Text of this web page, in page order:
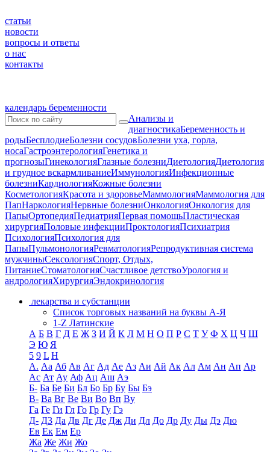
статьи
новости
вопросы и ответы
о нас
контакты
календарь беременности
Анализы и
диагностикаБеременность и
родыБесплодиеБолезни сосудовБолезни уха, горла,
носаГастроэнтерологияГенетика и
прогнозыГинекологияГлазные болезниДиетологияДиетология
и грудное вскармливаниеИммунологияИнфекционные
болезниКардиологияКожные болезни
КосметологияКрасота и здоровьеМаммологияМаммология для
ПапНаркологияНервные болезниОнкологияОнкология для
ПапыОртопедияПедиатрияПервая помощьПластическая
хирургияПоловые инфекцииПроктологияПсихиатрия
ПсихологияПсихология для
ПапыПульмонологияРевматологияРепродуктивная система
мужчиныСексологияСпорт, Отдых,
ПитаниеСтоматологияСчастливое детствоУрология и
андрологияХирургияЭндокринология
лекарства и субстанции
Список торговых названий на буквы А-Я
1-Z Латинские
А Б В Г Д Е Ж З И Й К Л М Н О П Р С Т У Ф Х Ц Ч Ш
Э Ю Я
5 9 L H
А. Аа Аб Ав Аг Ад Ае Аз Аи Ай Ак Ал Ам Ан Ап Ар
Ас Ат Ау Аф Ац Аш Аэ
Б- Ба Бе Би Бл Бо Бр Бу Бы Бэ
В- Ва Вг Ве Ви Во Вп Ву
Га Ге Ги Гл Го Гр Гу Гэ
Д- Д3 Да Дв Дг Де Дж Ди Дл До Др Ду Ды Дэ Дю
Ев Ек Ем Ер
Жа Же Жи Жо